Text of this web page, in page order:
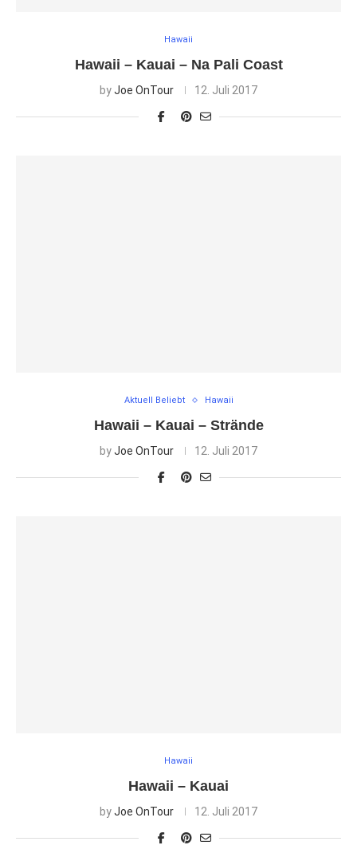
Hawaii
Hawaii – Kauai – Na Pali Coast
byJoe OnTour 12. Juli 2017
Aktuell Beliebt Hawaii
Hawaii – Kauai – Strände
byJoe OnTour 12. Juli 2017
Hawaii
Hawaii – Kauai
byJoe OnTour 12. Juli 2017